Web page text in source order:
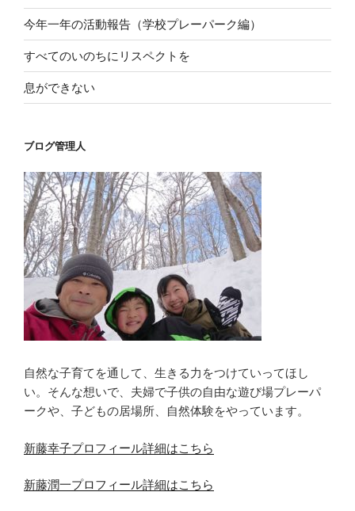
今年一年の活動報告（学校プレーパーク編）
すべてのいのちにリスペクトを
息ができない
ブログ管理人
自然な子育てを通して、生きる力をつけていってほし
い。そんな想いで、夫婦で子供の自由な遊び場プレーパ
ークや、子どもの居場所、自然体験をやっています。
新藤幸子プロフィール詳細はこちら
新藤潤一プロフィール詳細はこちら